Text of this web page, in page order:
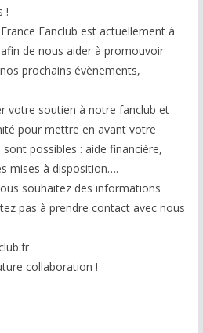
!
Fanclub est actuellement à
de nous aider à promouvoir
prochains évènements,
votre soutien à notre fanclub et
pour mettre en avant votre
possibles : aide financière,
mises à disposition….
souhaitez des informations
pas à prendre contact avec nous
collaboration !